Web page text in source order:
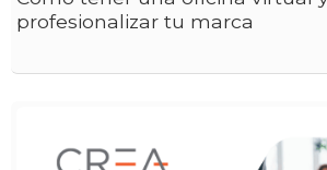
profesionalizar tu marca